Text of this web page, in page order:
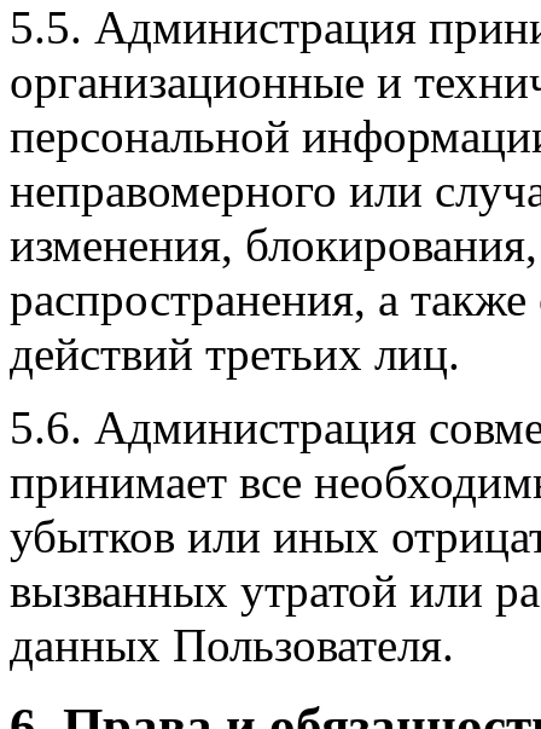
5.5. Администрация
организационные и
персональной
неправомерного или
изменения,
распространения, а
действий третьих лиц.
5.6. Администрация
принимает все
убытков или иных
вызванных утратой или
данных Пользователя.